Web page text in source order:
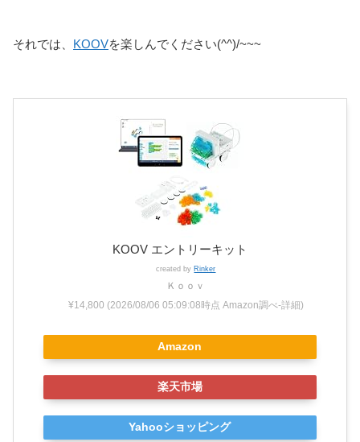
それでは、 KOOVを楽しんでください(^^)/~~~
KOOV エントリーキット
created by Rinker
Ｋｏｏｖ
¥14,800 (2026/08/06 05:09:08時点 Amazon調べ-詳細)
Amazon
楽天市場
Yahooショッピング